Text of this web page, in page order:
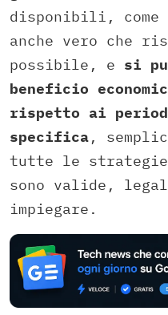
disponibili,
anche vero che
possibile, e si
beneficio
rispetto ai
specifica,
tutte le
sono valide,
impiegare.